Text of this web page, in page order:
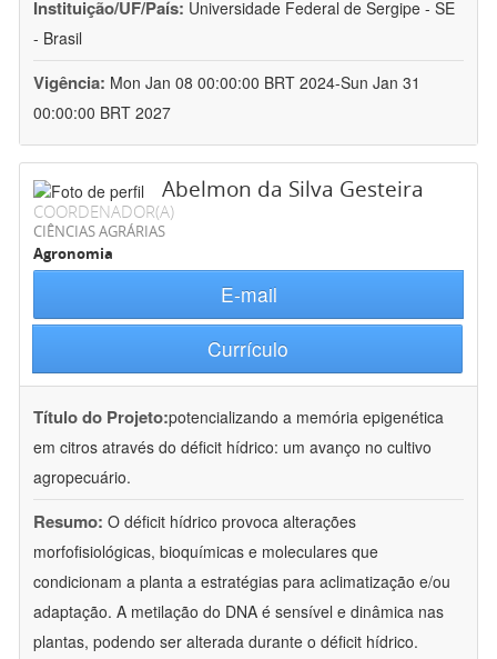
Instituição/UF/País: Universidade Federal de Sergipe - SE
- Brasil
Vigência: Mon Jan 08 00:00:00 BRT 2024-Sun Jan 31
00:00:00 BRT 2027
Abelmon da Silva Gesteira
COORDENADOR(A)
CIÊNCIAS AGRÁRIAS
Agronomia
E-mail
Currículo
Título do Projeto:potencializando a memória epigenética
em citros através do déficit hídrico: um avanço no cultivo
agropecuário.
Resumo: O déficit hídrico provoca alterações
morfofisiológicas, bioquímicas e moleculares que
condicionam a planta a estratégias para aclimatização e/ou
adaptação. A metilação do DNA é sensível e dinâmica nas
plantas, podendo ser alterada durante o déficit hídrico.